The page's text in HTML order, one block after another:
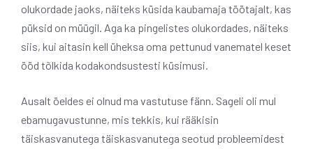
olukordade jaoks, näiteks küsida kaubamaja töötajalt, kas
püksid on müügil. Aga ka pingelistes olukordades, näiteks
siis, kui aitasin kell üheksa oma pettunud vanematel keset
ööd tõlkida kodakondsustesti küsimusi.
Ausalt öeldes ei olnud ma vastutuse fänn. Sageli oli mul
ebamugavustunne, mis tekkis, kui rääkisin
täiskasvanutega täiskasvanutega seotud probleemidest